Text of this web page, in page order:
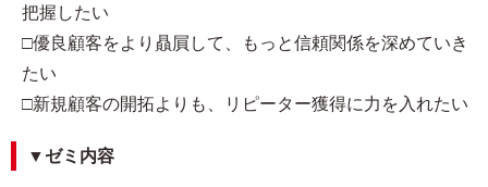
把握したい
□優良顧客をより贔屓して、もっと信頼関係を深めていき
たい
□新規顧客の開拓よりも、リピーター獲得に力を入れたい
▼ゼミ内容